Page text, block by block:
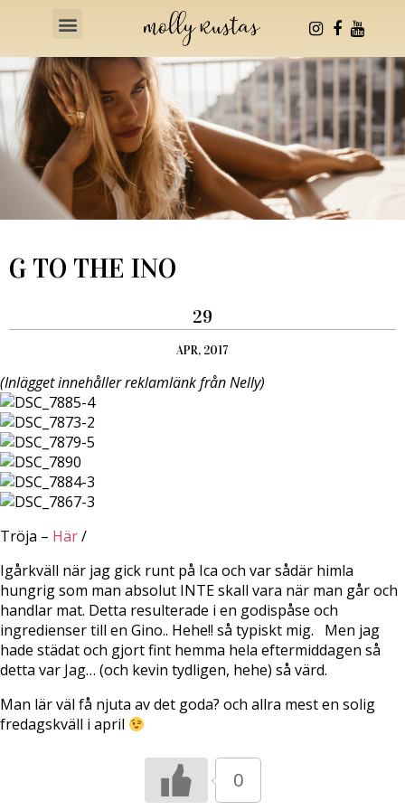
G TO THE INO
29
APR, 2017
(Inlägget innehåller reklamlänk från Nelly)
Tröja – Här/
Igårkväll när jag gick runt på Ica och var sådär himla
hungrig som man absolut INTE skall vara när man går och
handlar mat. Detta resulterade i en godispåse och
ingredienser till en Gino.. Hehe!! så typiskt mig. Men jag
hade städat och gjort fint hemma hela eftermiddagen så
detta var Jag… (och kevin tydligen, hehe) så värd.
Man lär väl få njuta av det goda? och allra mest en solig
fredagskväll i april
0